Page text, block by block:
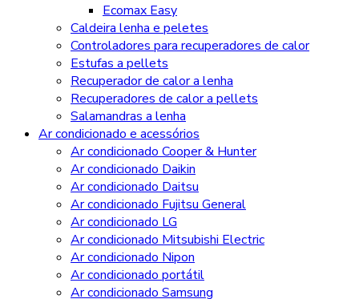
Ecomax Easy
Caldeira lenha e peletes
Controladores para recuperadores de calor
Estufas a pellets
Recuperador de calor a lenha
Recuperadores de calor a pellets
Salamandras a lenha
Ar condicionado e acessórios
Ar condicionado Cooper & Hunter
Ar condicionado Daikin
Ar condicionado Daitsu
Ar condicionado Fujitsu General
Ar condicionado LG
Ar condicionado Mitsubishi Electric
Ar condicionado Nipon
Ar condicionado portátil
Ar condicionado Samsung